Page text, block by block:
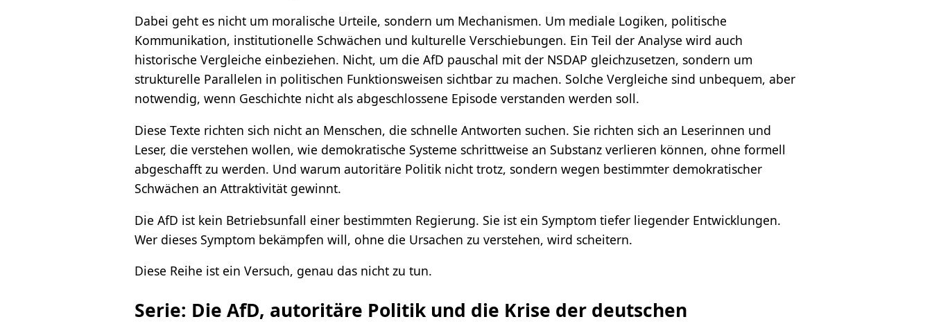
Dabei geht es nicht um moralische Urteile, sondern um Mechanismen. Um mediale Logiken, politische
Kommunikation, institutionelle Schwächen und kulturelle Verschiebungen. Ein Teil der Analyse wird auch
historische Vergleiche einbeziehen. Nicht, um die AfD pauschal mit der NSDAP gleichzusetzen, sondern um
strukturelle Parallelen in politischen Funktionsweisen sichtbar zu machen. Solche Vergleiche sind unbequem, aber
notwendig, wenn Geschichte nicht als abgeschlossene Episode verstanden werden soll.
Diese Texte richten sich nicht an Menschen, die schnelle Antworten suchen. Sie richten sich an Leserinnen und
Leser, die verstehen wollen, wie demokratische Systeme schrittweise an Substanz verlieren können, ohne formell
abgeschafft zu werden. Und warum autoritäre Politik nicht trotz, sondern wegen bestimmter demokratischer
Schwächen an Attraktivität gewinnt.
Die AfD ist kein Betriebsunfall einer bestimmten Regierung. Sie ist ein Symptom tiefer liegender Entwicklungen.
Wer dieses Symptom bekämpfen will, ohne die Ursachen zu verstehen, wird scheitern.
Diese Reihe ist ein Versuch, genau das nicht zu tun.
Serie: Die AfD, autoritäre Politik und die Krise der deutschen